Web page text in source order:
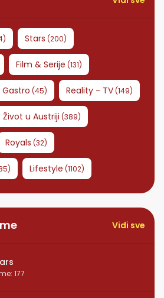
) Stars (200)
Film & Serije (131)
Gastro (45) Reality - TV(149)
Život u Austriji (389)
Royals (32)
) Lifestyle (1102)
Vidi sve
: 177